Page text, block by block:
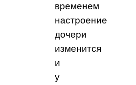
временем
настроение
дочери
изменится
и
у